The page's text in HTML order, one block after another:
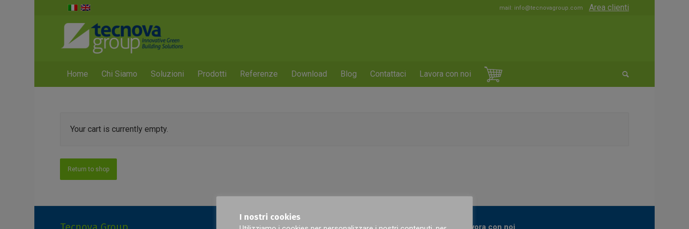
mail: info@tecnovagroup.com Area clienti
Home Chi Siamo Soluzioni Prodotti Referenze Download Blog Contattaci Lavora con noi
Your cart is currently empty.
Return to shop
Lavora con noi
I nostri cookies